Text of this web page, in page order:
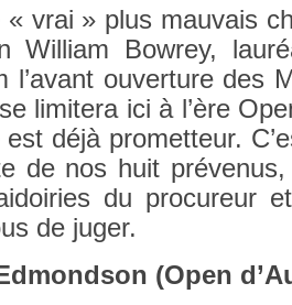
« vrai » plus mauvais
Wil­liam Bow­rey,
l’avant ouver­ture des
li­mitera ici à l’ère
est déjà pro­met­teur.
de nos huit
du pro­cureur
de juger.
(Open